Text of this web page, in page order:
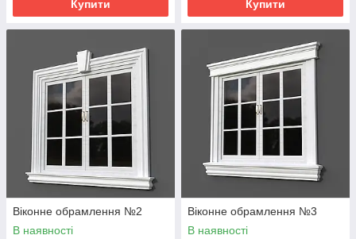
Купити Купити
Віконне обрамлення №2
В наявності
Віконне обрамлення №3
В наявності